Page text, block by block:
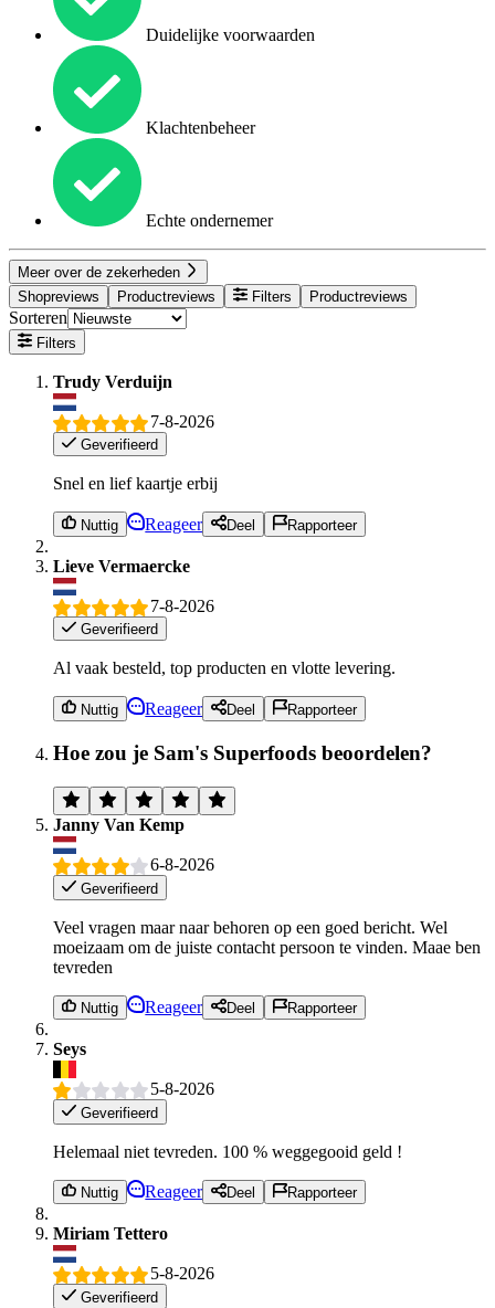
Duidelijke voorwaarden
Klachtenbeheer
Echte ondernemer
Meer over de zekerheden
Shopreviews
Productreviews Filters Productreviews
Sorteren
Filters
Trudy Verduijn
7-8-2026
Geverifieerd
Snel en lief kaartje erbij
Nuttig Reageer Deel Rapporteer
Lieve Vermaercke
7-8-2026
Geverifieerd
Al vaak besteld, top producten en vlotte levering.
Nuttig Reageer Deel Rapporteer
Hoe zou je Sam's Superfoods beoordelen?
Janny Van Kemp
6-8-2026
Geverifieerd
Veel vragen maar naar behoren op een goed bericht. Wel
moeizaam om de juiste contacht persoon te vinden. Maae ben
tevreden
Nuttig Reageer Deel Rapporteer
Seys
5-8-2026
Geverifieerd
Helemaal niet tevreden. 100 % weggegooid geld !
Nuttig Reageer Deel Rapporteer
Miriam Tettero
5-8-2026
Geverifieerd